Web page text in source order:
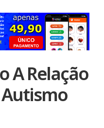
A Relação
Autismo